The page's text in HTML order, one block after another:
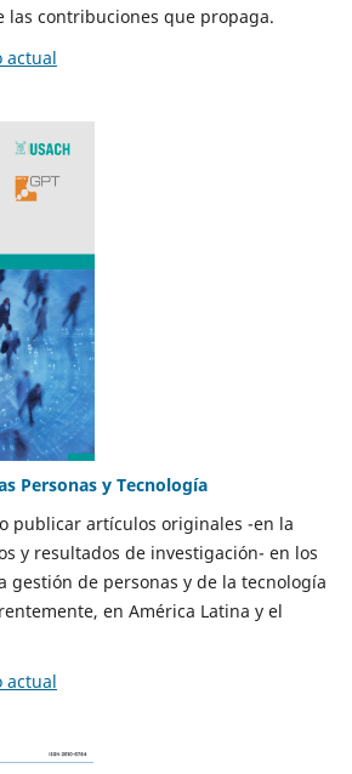
las contribuciones que propaga.
actual
Personas y Tecnología
publicar artículos originales -en la
y resultados de investigación- en los
gestión de personas y de la tecnología
en América Latina y el
actual